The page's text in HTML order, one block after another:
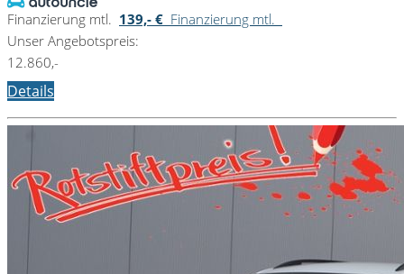
Finanzierung mtl. 139,- € Finanzierung mtl.
Unser Angebotspreis:
12.860,-
Details